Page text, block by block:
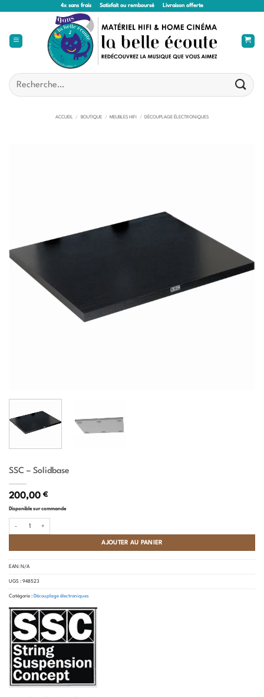
4x sans frais Satisfait ou remboursé Livraison offerte
Recherche
pour :
ACCUEIL / BOUTIQUE / MEUBLES HIFI / DÉCOUPLAGE ÉLECTRONIQUES
SSC – Solidbase
200,00 €
Disponible sur commande
AJOUTER AU PANIER
EAN: N/A
UGS : 948523
Catégorie : Découplage électroniques